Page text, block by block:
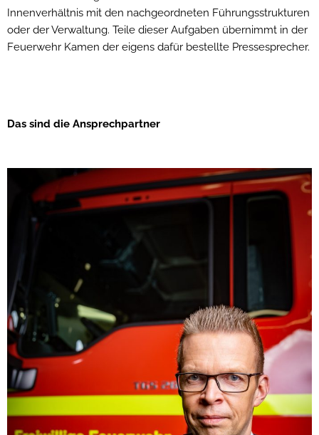
Innenverhältnis mit den nachgeordneten Führungsstrukturen
oder der Verwaltung. Teile dieser Aufgaben übernimmt in der
Feuerwehr Kamen der eigens dafür bestellte Pressesprecher.
Das sind die Ansprechpartner